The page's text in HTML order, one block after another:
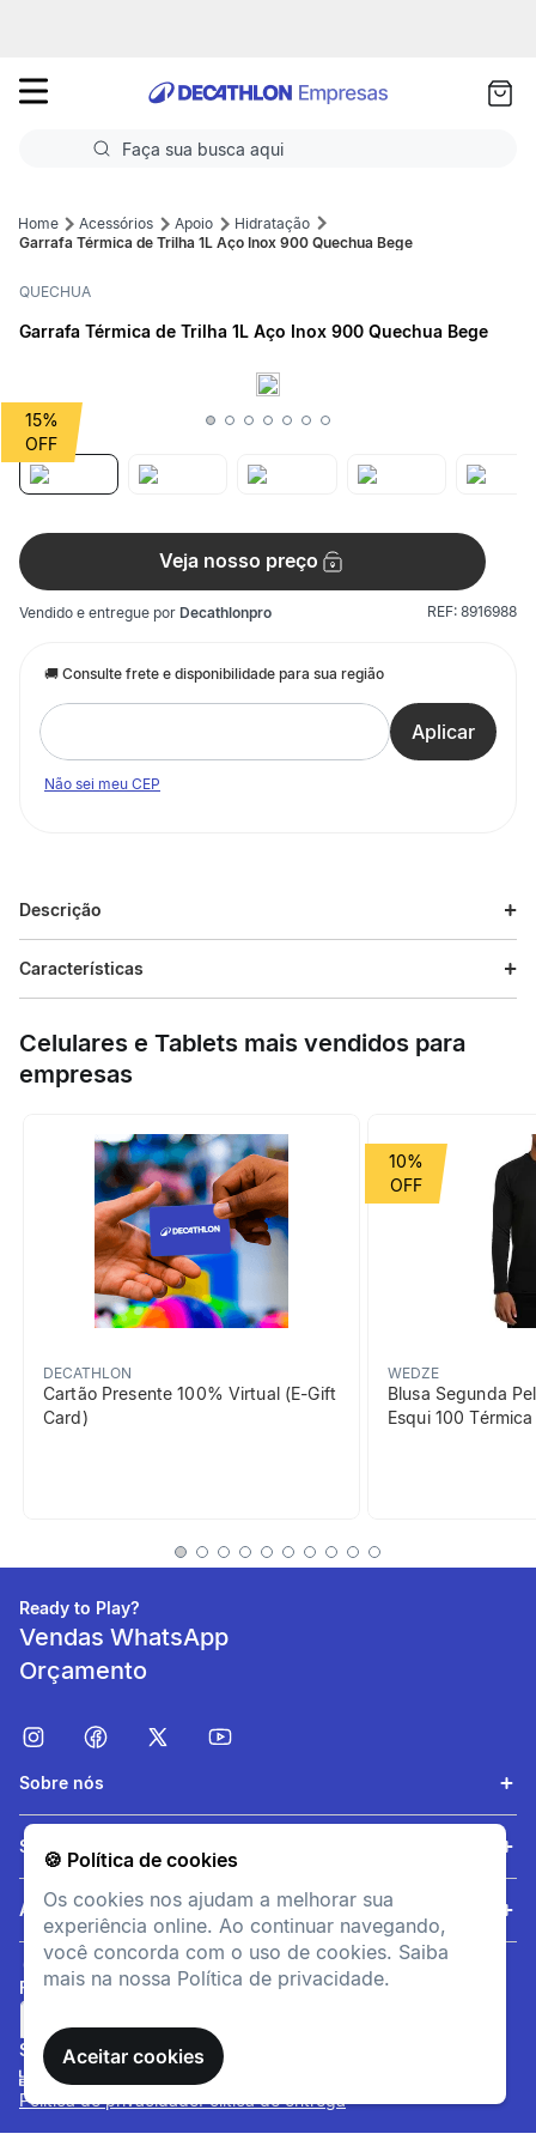
🍪 Política de cookies
Os cookies nos ajudam a melhorar sua
experiência online. Ao continuar navegando,
você concorda com o uso de cookies. Saiba
mais na nossa Política de privacidade.
Aceitar cookies
Faça sua busca aqui
Basquete
4ºVolei
º
Acessórios Apoio
Hidratação
Garrafa Térmica de Trilha 1L Aço Inox 900 Quechua Bege
QUECHUA
Garrafa Térmica de Trilha 1L Aço Inox 900 Quechua Bege
15%
Veja nosso preço
Vendido e entregue por Decathlonpro REF: 8916988
Não sei meu CEP
Descrição
Essa garrafa térmica 1L, com parede dupla de aço inoxidável,
esteja, até mesmo no carro.
Características
Esporte
Grupo de Esporte Montanha
beneficiosDoProduto
com a norma ISO 12546-1
x 23,5cm
Celulares e Tablets mais vendidos para
empresas
DECATHLON
Cartão Presente 100% Virtual (E-Gift
Card)
WEDZE
Blusa Segunda
Esqui 100
10%
Ready to Play?
Vendas WhatsApp
Orçamento
Sobre nós
Serviços
Ajuda
FORMAS DE PAGAMENTO
SITE SEGURO
Política de privacidadePolítica de entrega